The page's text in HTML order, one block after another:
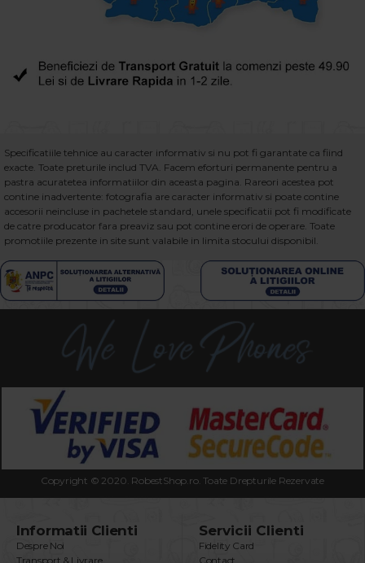
Specificatiile tehnice au caracter informativ si nu pot fi garantate ca fiind
exacte. Toate preturile includ TVA. Facem eforturi permanente pentru a
pastra acuratetea informatiilor din aceasta pagina. Rareori acestea pot
contine inadvertente: fotografia are caracter informativ si poate contine
accesorii neincluse in pachetele standard, unele specificatii pot fi modificate
de catre producator fara preaviz sau pot contine erori de operare. Toate
promotiile prezente in site sunt valabile in limita stocului disponibil.
Copyright © 2020. RobestShop.ro. Toate Drepturile Rezervate
Informatii Clienti
Despre Noi
Transport & Livrare
Servicii Clienti
Fidelity Card
Contact